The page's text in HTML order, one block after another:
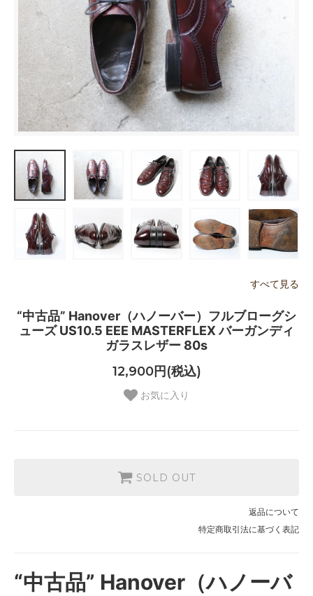
すべて見る
“中古品” Hanover（ハノーバー）フルブローグシ
ューズ US10.5 EEE MASTERFLEX バーガンディ
ガラスレザー 80s
12,900円(税込)
お気に入り
SOLD OUT
返品について
特定商取引法に基づく表記
“中古品” Hanover（ハノーバ